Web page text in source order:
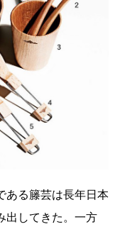
ある籐芸は長年日本
出してきた。一方